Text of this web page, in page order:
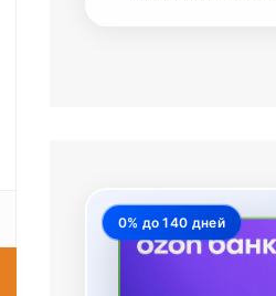
0% до 140 дней